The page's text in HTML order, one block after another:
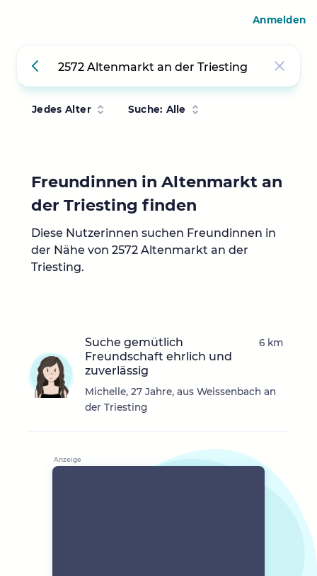
Jedes Alter Suche: Alle
Freundinnen in Altenmarkt an
der Triesting finden
Diese Nutzerinnen suchen Freundinnen in
der Nähe von 2572 Altenmarkt an der
Triesting.
Suche gemütlich
Freundschaft ehrlich und
zuverlässig
Michelle, 27 Jahre, aus Weissenbach an
der Triesting
6 km
Anmelden